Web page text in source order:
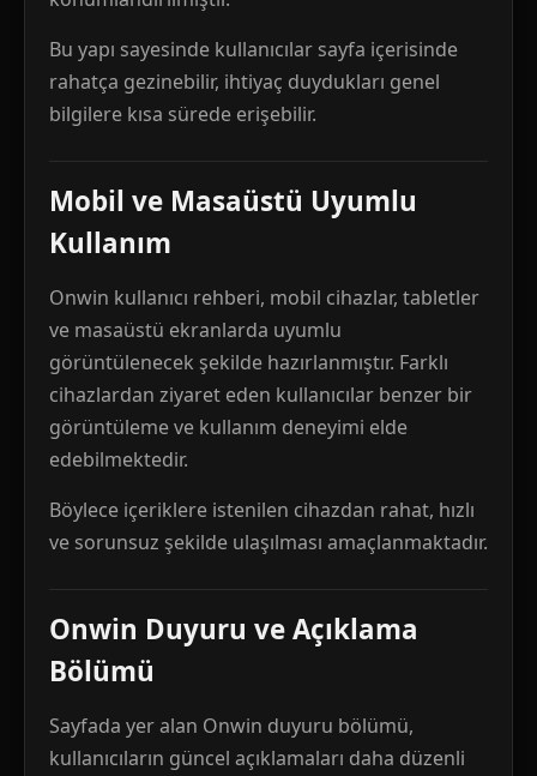
Bu yapı sayesinde kullanıcılar sayfa içerisinde
rahatça gezinebilir, ihtiyaç duydukları genel
bilgilere kısa sürede erişebilir.
Mobil ve Masaüstü Uyumlu
Kullanım
Onwin kullanıcı rehberi, mobil cihazlar, tabletler
ve masaüstü ekranlarda uyumlu
görüntülenecek şekilde hazırlanmıştır. Farklı
cihazlardan ziyaret eden kullanıcılar benzer bir
görüntüleme ve kullanım deneyimi elde
edebilmektedir.
Böylece içeriklere istenilen cihazdan rahat, hızlı
ve sorunsuz şekilde ulaşılması amaçlanmaktadır.
Onwin Duyuru ve Açıklama
Bölümü
Sayfada yer alan Onwin duyuru bölümü,
kullanıcıların güncel açıklamaları daha düzenli